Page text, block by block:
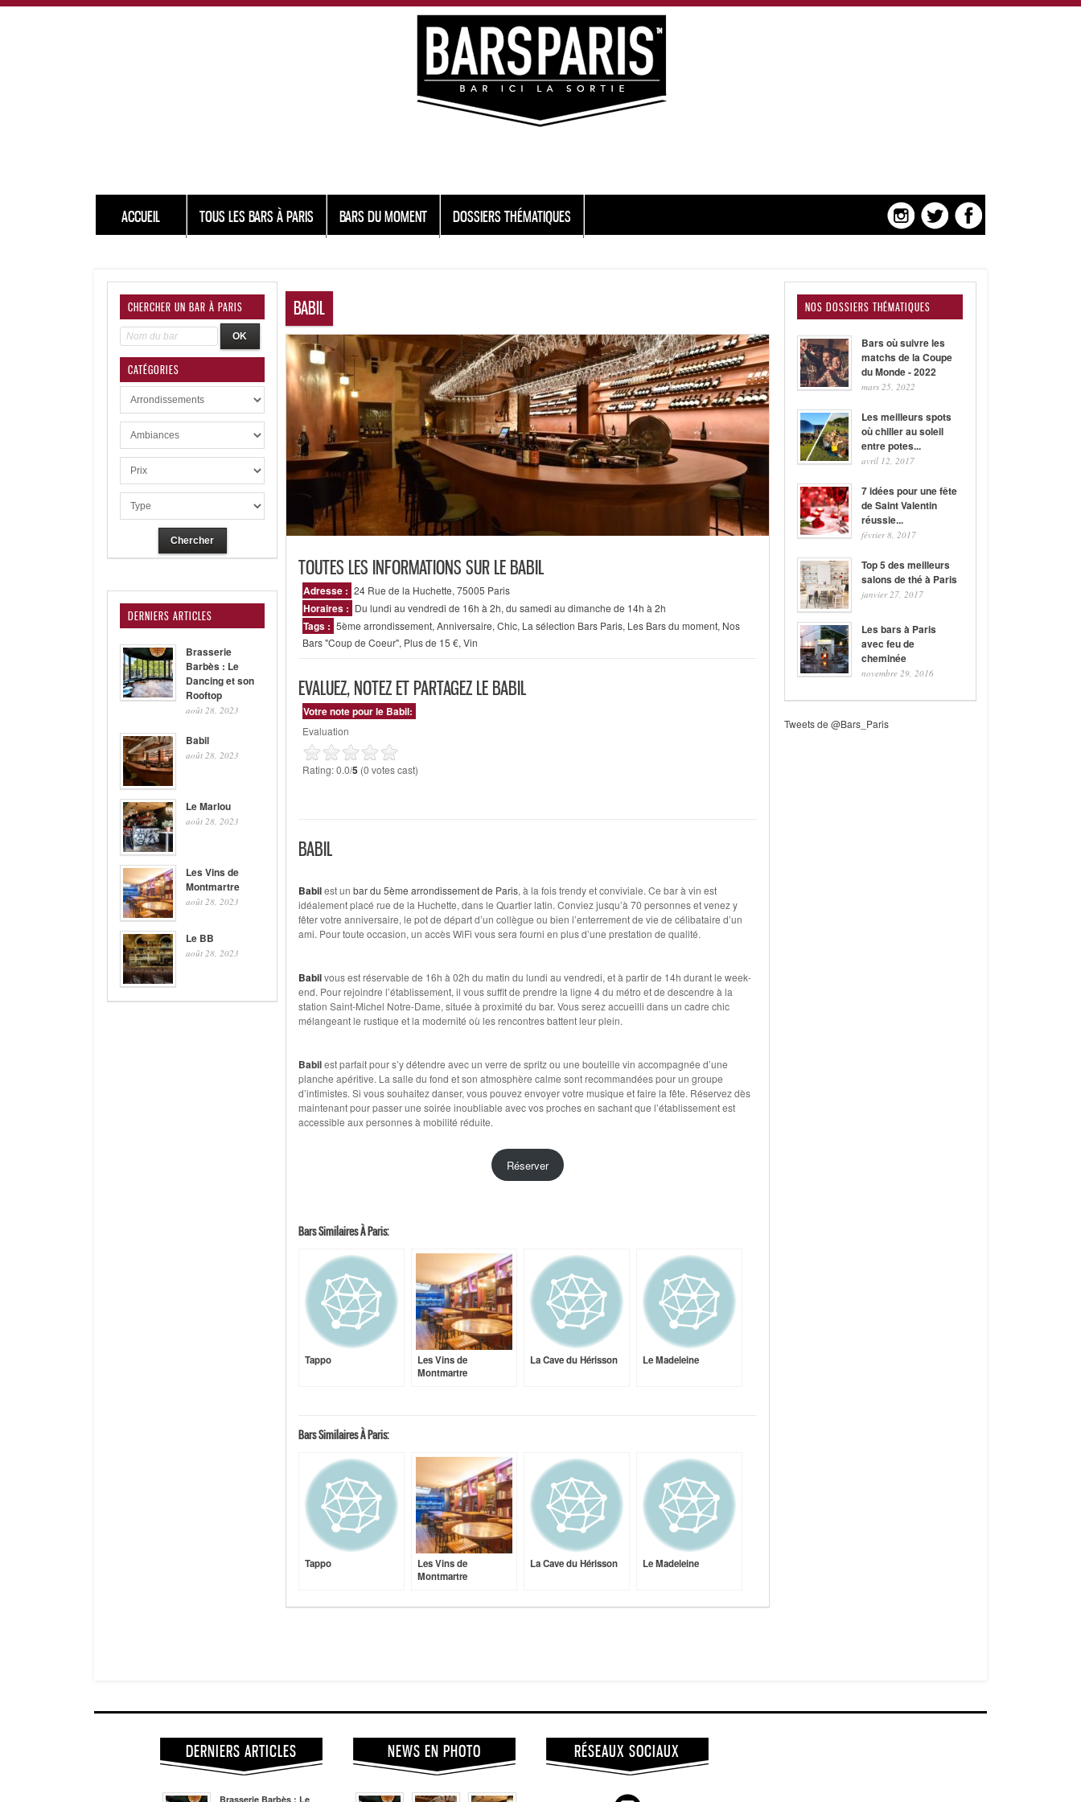
ACCUEIL TOUS LES BARS À PARIS BARS DU MOMENT DOSSIERS THÉMATIQUES
CHERCHER UN BAR À PARIS
CATÉGORIES
DERNIERS ARTICLES
Brasserie
Barbès : Le
Dancing et son
Rooftop
août 28, 2023
Babil
août 28, 2023
Le Marlou
août 28, 2023
Les Vins de
Montmartre
août 28, 2023
Le BB
août 28, 2023
BABIL
TOUTES LES INFORMATIONS SUR LE BABIL
Adresse : 24 Rue de la Huchette, 75005 Paris
Horaires : Du lundi au vendredi de 16h à 2h, du samedi au dimanche de 14h à 2h
Tags : 5ème arrondissement, Anniversaire, Chic, La sélection Bars Paris, Les Bars du moment, Nos
Bars "Coup de Coeur", Plus de 15 €, Vin
EVALUEZ, NOTEZ ET PARTAGEZ LE BABIL
Votre note pour le Babil:
Evaluation
Rating: 0.0/5 (0 votes cast)
BABIL
Babilest un bar du 5ème arrondissement de Paris, à la fois trendy et conviviale. Ce bar à vin est
idéalement placé rue de la Huchette, dans le Quartier latin. Conviez jusqu’à 70 personnes et venez y
fêter votre anniversaire, le pot de départ d’un collègue ou bien l’enterrement de vie de célibataire d’un
ami. Pour toute occasion, un accès WiFi vous sera fourni en plus d’une prestation de qualité.
Babilvous est réservable de 16h à 02h du matin du lundi au vendredi, et à partir de 14h durant le week-
end. Pour rejoindre l’établissement, il vous suffit de prendre la ligne 4 du métro et de descendre à la
station Saint-Michel Notre-Dame, située à proximité du bar. Vous serez accueilli dans un cadre chic
mélangeant le rustique et la modernité où les rencontres battent leur plein.
Babilest parfait pour s’y détendre avec un verre de spritz ou une bouteille vin accompagnée d’une
planche apéritive. La salle du fond et son atmosphère calme sont recommandées pour un groupe
d’intimistes. Si vous souhaitez danser, vous pouvez envoyer votre musique et faire la fête. Réservez dès
maintenant pour passer une soirée inoubliable avec vos proches en sachant que l’établissement est
accessible aux personnes à mobilité réduite.
Réserver
Bars Similaires À Paris:
Tappo
Les Vins de
Montmartre
La Cave du Hérisson Le Madeleine
Bars Similaires À Paris:
Tappo
Les Vins de
Montmartre
La Cave du Hérisson Le Madeleine
NOS DOSSIERS THÉMATIQUES
Bars où suivre les
matchs de la Coupe
du Monde - 2022
mars 25, 2022
Les meilleurs spots
où chiller au soleil
entre potes...
avril 12, 2017
7 idées pour une fête
de Saint Valentin
réussie...
février 8, 2017
Top 5 des meilleurs
salons de thé à Paris
janvier 27, 2017
Les bars à Paris
avec feu de
cheminée
novembre 29, 2016
Tweets de @Bars_Paris
DERNIERS ARTICLES
Brasserie Barbès : Le
NEWS EN PHOTO RÉSEAUX SOCIAUX